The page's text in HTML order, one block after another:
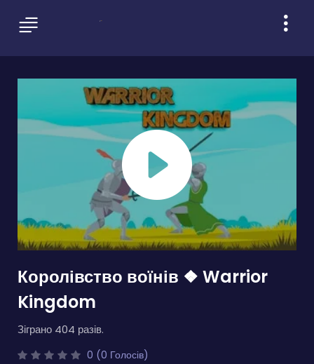
Королівство воїнів ❖ Warrior
Kingdom
Зіграно 404 разів.
0 (0 Голосів)